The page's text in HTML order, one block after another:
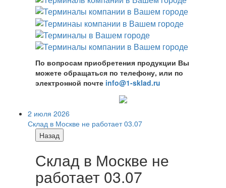
По вопросам приобретения продукции Вы
можете обращаться по телефону, или по
электронной почте info@1-sklad.ru
2 июля 2026
Склад в Москве не работает 03.07
Назад
Склад в Москве не
работает 03.07